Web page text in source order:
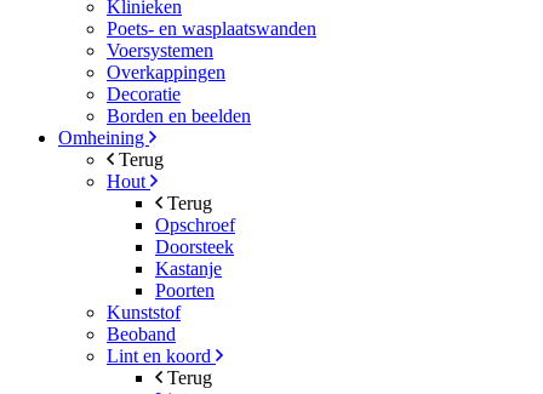
Klinieken
Poets- en wasplaatswanden
Voersystemen
Overkappingen
Decoratie
Borden en beelden
Omheining
Terug
Hout
Terug
Opschroef
Doorsteek
Kastanje
Poorten
Kunststof
Beoband
Lint en koord
Terug